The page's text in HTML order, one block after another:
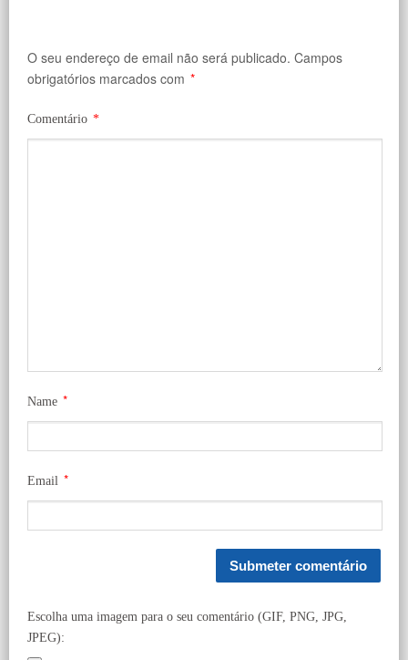
O seu endereço de email não será publicado. Campos
obrigatórios marcados com *
Comentário *
Name *
Email *
Escolha uma imagem para o seu comentário (GIF, PNG, JPG,
JPEG):